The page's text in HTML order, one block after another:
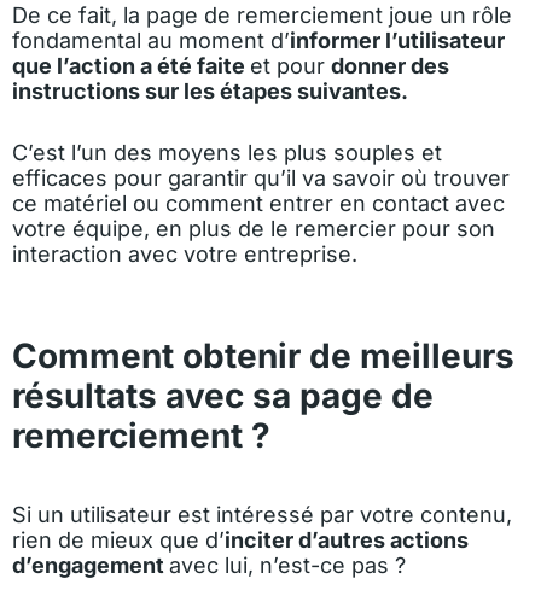
De ce fait, la page de remerciement joue un rôle
fondamental au moment d’informer l’utilisateur
que l’action a été faite et pour donner des
instructions sur les étapes suivantes.
C’est l’un des moyens les plus souples et
efficaces pour garantir qu’il va savoir où trouver
ce matériel ou comment entrer en contact avec
votre équipe, en plus de le remercier pour son
interaction avec votre entreprise.
Comment obtenir de meilleurs
résultats avec sa page de
remerciement ?
Si un utilisateur est intéressé par votre contenu,
rien de mieux que d’inciter d’autres actions
d’engagement avec lui, n’est-ce pas ?